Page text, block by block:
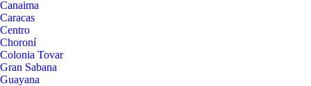
Canaima
Caracas
Centro
Choroní
Colonia Tovar
Gran Sabana
Guayana